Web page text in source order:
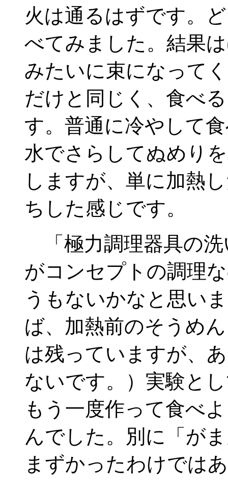
火は通るはずです。
べてみました。結果
みたいに束になって
だけと同じく、食べ
す。普通に冷やして
水でさらしてぬめり
しますが、単に加熱
ちした感じです。
「極力調理器具の
がコンセプトの調理
うもないかなと思い
ば、加熱前のそうめ
は残っていますが、
ないです。）実験と
もう一度作って食べ
んでした。別に「が
まずかったわけでは